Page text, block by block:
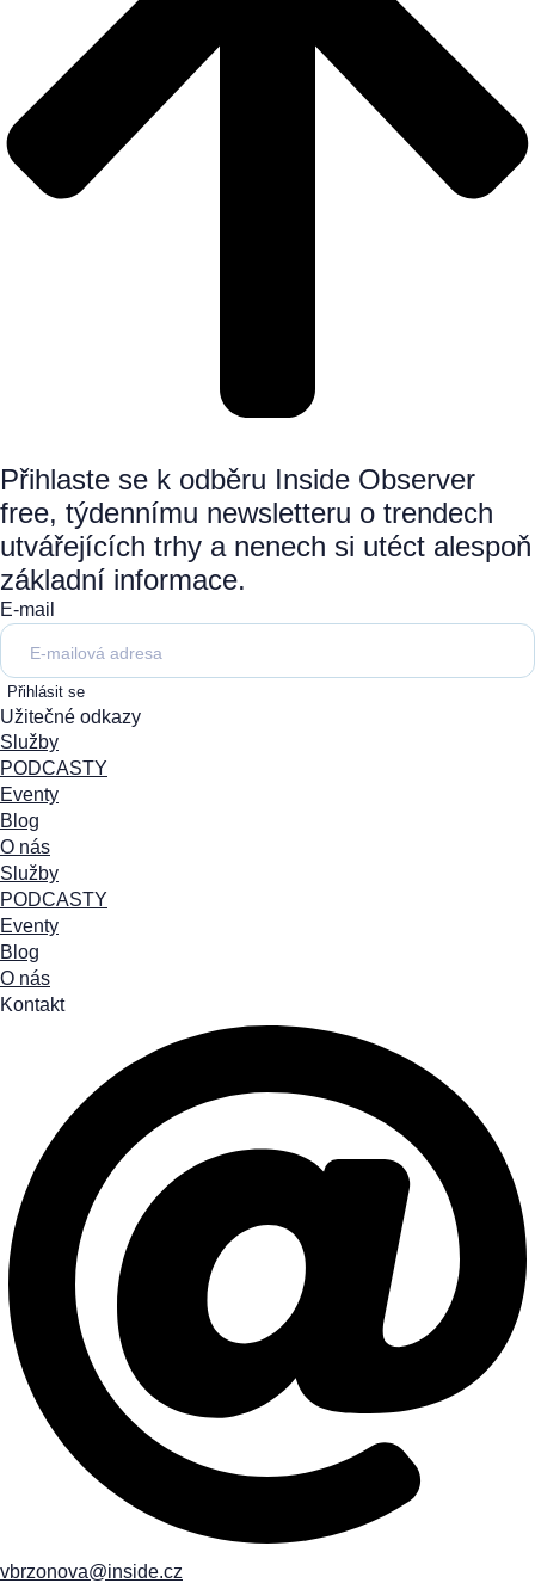
Přihlaste se k odběru Inside Observer
free, týdennímu newsletteru o trendech
utvářejících trhy a nenech si utéct alespoň
základní informace.
E-mail
Přihlásit se
Užitečné odkazy
Služby
PODCASTY
Eventy
Blog
O nás
Služby
PODCASTY
Eventy
Blog
O nás
Kontakt
vbrzonova@inside.cz